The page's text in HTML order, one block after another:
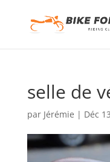
selle de
par Jérémie | Déc